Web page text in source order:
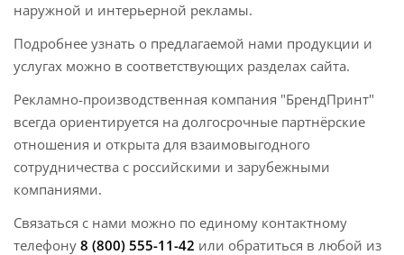
наружной и интерьерной рекламы.
Подробнее узнать о предлагаемой нами продукции и
услугах можно в соответствующих разделах сайта.
Рекламно-производственная компания "БрендПринт"
всегда ориентируется на долгосрочные партнёрские
отношения и открыта для взаимовыгодного
сотрудничества с российскими и зарубежными
компаниями.
Связаться с нами можно по единому контактному
телефону 8 (800) 555-11-42 или обратиться в любой из